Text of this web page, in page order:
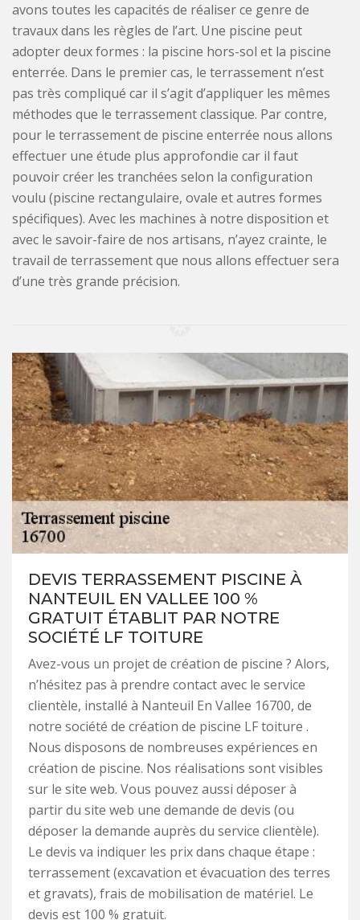
avons toutes les capacités de réaliser ce genre de
travaux dans les règles de l’art. Une piscine peut
adopter deux formes : la piscine hors-sol et la piscine
enterrée. Dans le premier cas, le terrassement n’est
pas très compliqué car il s’agit d’appliquer les mêmes
méthodes que le terrassement classique. Par contre,
pour le terrassement de piscine enterrée nous allons
effectuer une étude plus approfondie car il faut
pouvoir créer les tranchées selon la configuration
voulu (piscine rectangulaire, ovale et autres formes
spécifiques). Avec les machines à notre disposition et
avec le savoir-faire de nos artisans, n’ayez crainte, le
travail de terrassement que nous allons effectuer sera
d’une très grande précision.
DEVIS TERRASSEMENT PISCINE À
NANTEUIL EN VALLEE 100 %
GRATUIT ÉTABLIT PAR NOTRE
SOCIÉTÉ LF TOITURE
Avez-vous un projet de création de piscine ? Alors,
n’hésitez pas à prendre contact avec le service
clientèle, installé à Nanteuil En Vallee 16700, de
notre société de création de piscine LF toiture .
Nous disposons de nombreuses expériences en
création de piscine. Nos réalisations sont visibles
sur le site web. Vous pouvez aussi déposer à
partir du site web une demande de devis (ou
déposer la demande auprès du service clientèle).
Le devis va indiquer les prix dans chaque étape :
terrassement (excavation et évacuation des terres
et gravats), frais de mobilisation de matériel. Le
devis est 100 % gratuit.